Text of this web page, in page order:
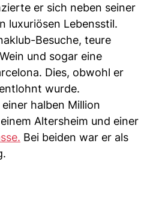
er sich neben seiner
luxuriösen Lebensstil.
Besuche, teure
und sogar eine
Dies, obwohl er
wurde.
halben Million
Altersheim und einer
Bei beiden war er als